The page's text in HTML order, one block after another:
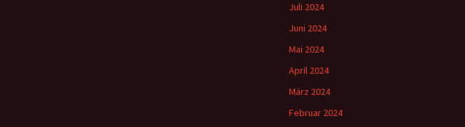
Juli 2024
Juni 2024
Mai 2024
April 2024
März 2024
Februar 2024